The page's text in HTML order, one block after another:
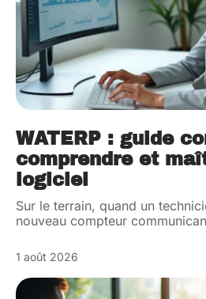
WATERP : guide
comprendre et
logiciel
Sur le terrain, quand un
nouveau compteur
1 août 2026